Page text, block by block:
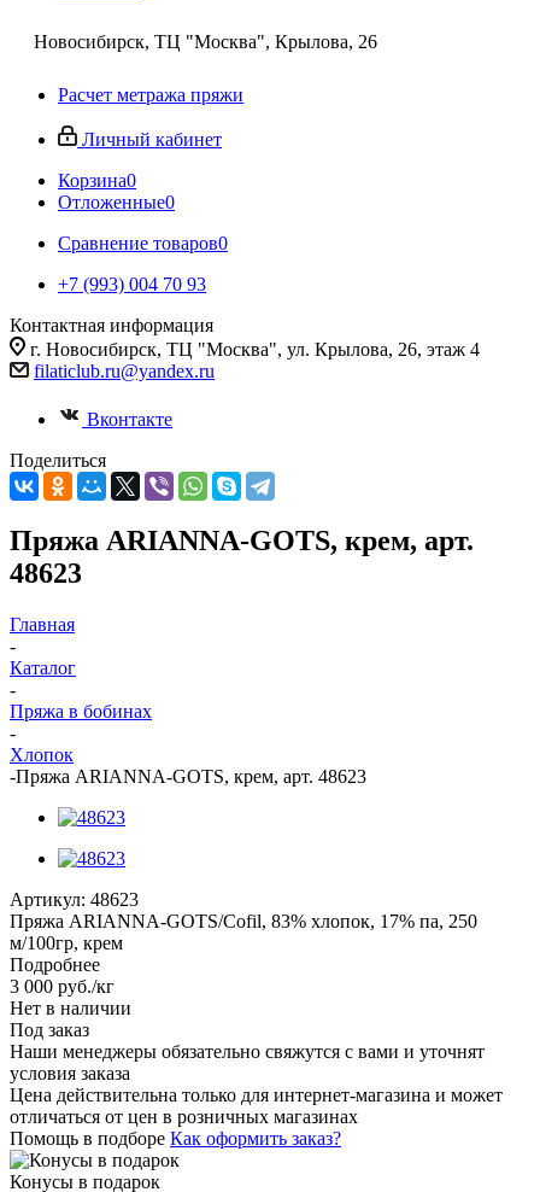
Новосибирск, ТЦ "Москва", Крылова, 26
Расчет метража пряжи
Личный кабинет
Корзина0
Отложенные0
Сравнение товаров0
+7 (993) 004 70 93
Контактная информация
г. Новосибирск, ТЦ "Москва", ул. Крылова, 26, этаж 4
filaticlub.ru@yandex.ru
Вконтакте
Поделиться
Пряжа ARIANNA-GOTS, крем, арт.
48623
Главная
-
Каталог
-
Пряжа в бобинах
-
Хлопок
-Пряжа ARIANNA-GOTS, крем, арт. 48623
Артикул: 48623
Пряжа ARIANNA-GOTS/Cofil, 83% хлопок, 17% па, 250
м/100гр, крем
Подробнее
3 000 руб./кг
Нет в наличии
Под заказ
Наши менеджеры обязательно свяжутся с вами и уточнят
условия заказа
Цена действительна только для интернет-магазина и может
отличаться от цен в розничных магазинах
Помощь в подборе Как оформить заказ?
Конусы в подарок